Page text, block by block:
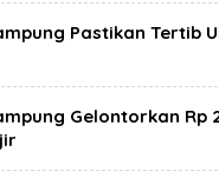
Pastikan Tertib
Gelontorkan Rp